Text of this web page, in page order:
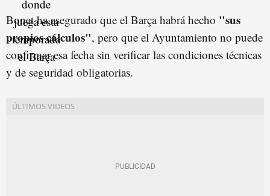
Bonet ha asegurado que el Barça habrá hecho "sus
propios cálculos", pero que el Ayuntamiento no puede
confirmar esa fecha sin verificar las condiciones técnicas
y de seguridad obligatorias.